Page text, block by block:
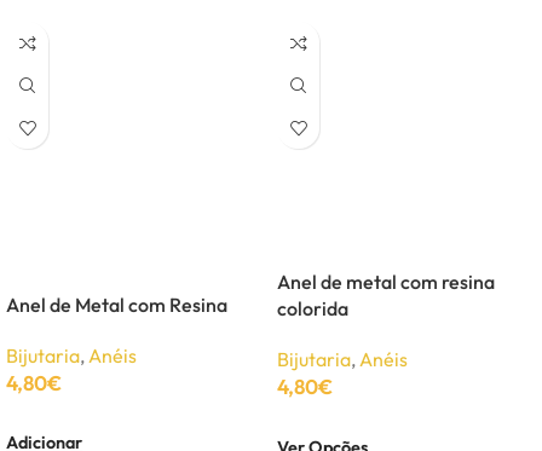
Anel de Metal com Resina
Bijutaria, Anéis
4,80€
Adicionar
Anel de metal com resina
colorida
Bijutaria,Anéis
4,80€